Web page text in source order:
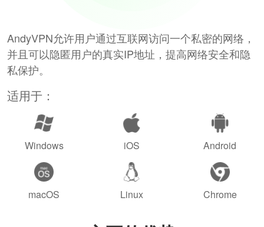
AndyVPN允许用户通过互联网访问一个私密的网络，
并且可以隐匿用户的真实IP地址，提高网络安全和隐
私保护。
适用于：
Windows iOS Android
macOS Linux Chrome